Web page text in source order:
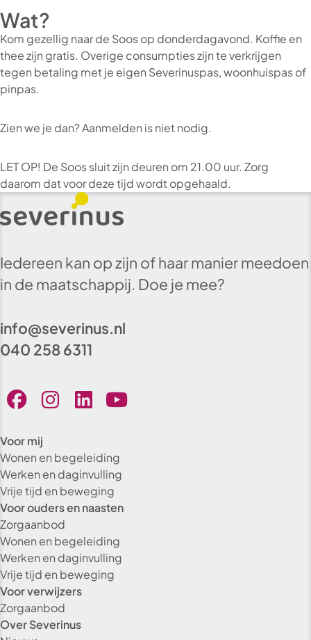
Wat?
Kom gezellig naar de Soos op donderdagavond. Koffie en
thee zijn gratis. Overige consumpties zijn te verkrijgen
tegen betaling met je eigen Severinuspas, woonhuispas of
pinpas.
Zien we je dan? Aanmelden is niet nodig.
LET OP! De Soos sluit zijn deuren om 21.00 uur. Zorg
daarom dat voor deze tijd wordt opgehaald.
Iedereen kan op zijn of haar manier meedoen
in de maatschappij. Doe je mee?
info@severinus.nl
040 258 6311
Voor mij
Wonen en begeleiding
Werken en daginvulling
Vrije tijd en beweging
Voor ouders en naasten
Zorgaanbod
Wonen en begeleiding
Werken en daginvulling
Vrije tijd en beweging
Voor verwijzers
Zorgaanbod
Over Severinus